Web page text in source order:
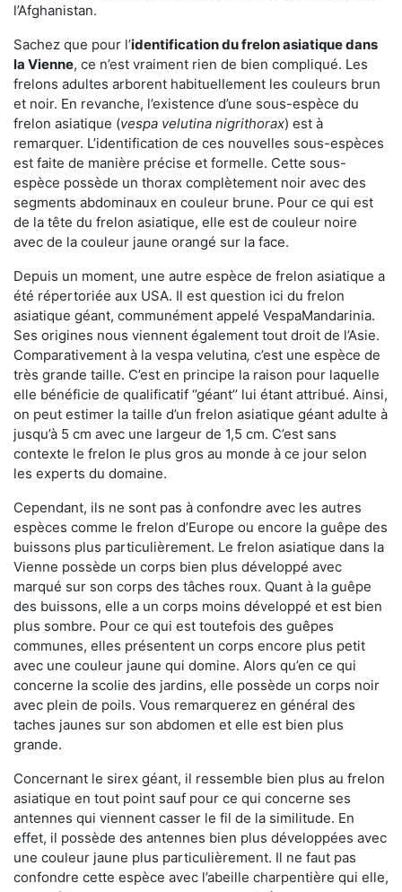
l’Afghanistan.
Sachez que pour l’identification du frelon asiatiquedans
la Vienne, ce n’est vraiment rien de bien compliqué. Les
frelons adultes arborent habituellement les couleurs brun
et noir. En revanche, l’existence d’une sous-espèce du
frelon asiatique (vespa velutina nigrithorax) est à
remarquer. L’identification de ces nouvelles sous-espèces
est faite de manière précise et formelle. Cette sous-
espèce possède un thorax complètement noir avec des
segments abdominaux en couleur brune. Pour ce qui est
de la tête du frelon asiatique, elle est de couleur noire
avec de la couleur jaune orangé sur la face.
Depuis un moment, une autre espèce de frelon asiatique a
été répertoriée aux USA. Il est question ici du frelon
asiatique géant, communément appelé VespaMandarinia.
Ses origines nous viennent également tout droit de l’Asie.
Comparativement à la vespa velutina, c’est une espèce de
très grande taille. C’est en principe la raison pour laquelle
elle bénéficie de qualificatif ‘’géant’’ lui étant attribué. Ainsi,
on peut estimer la taille d’un frelon asiatique géant adulte à
jusqu’à 5 cm avec une largeur de 1,5 cm. C’est sans
contexte le frelon le plus gros au monde à ce jour selon
les experts du domaine.
Cependant, ils ne sont pas à confondre avec les autres
espèces comme le frelon d’Europe ou encore la guêpe des
buissons plus particulièrement. Le frelon asiatique dans la
Vienne possède un corps bien plus développé avec
marqué sur son corps des tâches roux. Quant à la guêpe
des buissons, elle a un corps moins développé et est bien
plus sombre. Pour ce qui est toutefois des guêpes
communes, elles présentent un corps encore plus petit
avec une couleur jaune qui domine. Alors qu’en ce qui
concerne la scolie des jardins, elle possède un corps noir
avec plein de poils. Vous remarquerez en général des
taches jaunes sur son abdomen et elle est bien plus
grande.
Concernant le sirex géant, il ressemble bien plus au frelon
asiatique en tout point sauf pour ce qui concerne ses
antennes qui viennent casser le fil de la similitude. En
effet, il possède des antennes bien plus développées avec
une couleur jaune plus particulièrement. Il ne faut pas
confondre cette espèce avec l’abeille charpentière qui elle,